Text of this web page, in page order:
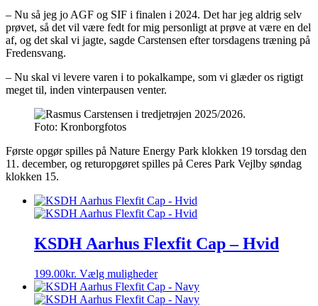
– Nu så jeg jo AGF og SIF i finalen i 2024. Det har jeg aldrig selv
prøvet, så det vil være fedt for mig personligt at prøve at være en del
af, og det skal vi jagte, sagde Carstensen efter torsdagens træning på
Fredensvang.
– Nu skal vi levere varen i to pokalkampe, som vi glæder os rigtigt
meget til, inden vinterpausen venter.
Foto: Kronborgfotos
Første opgør spilles på Nature Energy Park klokken 19 torsdag den
11. december, og returopgøret spilles på Ceres Park Vejlby søndag
klokken 15.
KSDH Aarhus Flexfit Cap – Hvid
199.00kr. Vælg mulighederDette
vare
har